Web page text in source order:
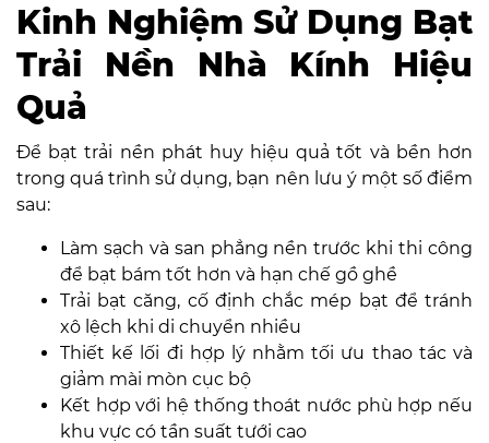
Kinh Nghiệm Sử Dụng Bạt
Trải Nền Nhà Kính Hiệu
Quả
Để bạt trải nền phát huy hiệu quả tốt và bền hơn
trong quá trình sử dụng, bạn nên lưu ý một số điểm
sau:
Làm sạch và san phẳng nền trước khi thi công
để bạt bám tốt hơn và hạn chế gồ ghề
Trải bạt căng, cố định chắc mép bạt để tránh
xô lệch khi di chuyển nhiều
Thiết kế lối đi hợp lý nhằm tối ưu thao tác và
giảm mài mòn cục bộ
Kết hợp với hệ thống thoát nước phù hợp nếu
khu vực có tần suất tưới cao